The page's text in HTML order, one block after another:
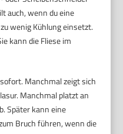
auch, wenn du eine
wenig Kühlung einsetzt.
kann die Fliese im
Manchmal zeigt sich
Manchmal platzt an
Später kann eine
Bruch führen, wenn die